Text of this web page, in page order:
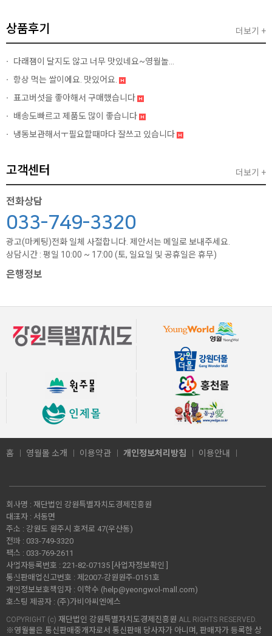
상품후기
다래잼이 달지도 않고 너무 맛있네요~영월놀...
항상 먹는 쌀이에요. 맛있어요.
표고버섯을 좋아해서 구매했습니다
배송도빠르고 제품도 많이 좋습니다
냉동보관해서ㅜ필요할때마다 잘쓰고 있습니다
더보기 +
고객센터
전화상담
033-749-3320
광고(마케팅)전화 일체 사절합니다. 제안서는 메일로 보내주세요.
상담시간 : 평일 10:00 ~ 17:00 (토, 일요일 및 공휴일은 휴무)
은행정보
더보기 +
홈 영월몰 소개 이용약관 개인정보처리방침 이용안내
회사명 : 재단법인 강원특별자치도경제진흥원
대표자 : 서동면
주소 : 강원도 원주시 호저로 47(우산동)
전화 : 033-749-3320
팩스 : 033-769-2611
사업자등록번호 : 221-82-07135 [사업자정보확인 ]
통신판매업신고번호 : 제2007-강원원주-0151호
개인정보보호책임자 : 이학수 (help@yeongwol-mall.com)
호스팅 제공자 : (주)가비아씨엔에스
COPYRIGHT (c) 재단법인 강원특별자치도경제진흥원 ALL RIGHTS RESERVED.
※영월몰은 통신판매중개자로서 통신판매 당사자가 아니며, 판매자가 등록한 상